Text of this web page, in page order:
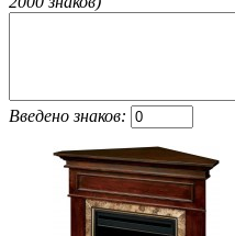
Введено знаков: